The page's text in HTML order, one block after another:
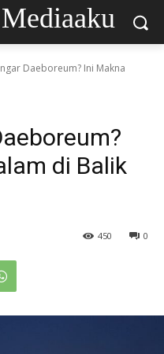
Mediaaku
Daeboreum? Ini Makna
di Balik
0
450